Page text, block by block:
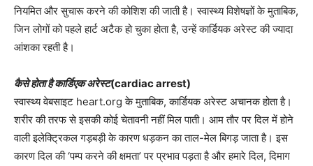
नियमित और सुचारू करने की कोशिश की जाती है। स्वास्थ्य विशेषज्ञों के मुताबिक,
जिन लोगों को पहले हार्ट अटैक हो चुका होता है, उन्हें कार्डियक अरेस्ट की ज्यादा
आंशका रहती है।
कैसे होता है कार्डिएक अरेस्ट(cardiac arrest)
स्वास्थ्य वेबसाइट heart.org के मुताबिक, कार्डियक अरेस्ट अचानक होता है।
शरीर की तरफ से इसकी कोई चेतावनी नहीं मिल पाती। आम तौर पर दिल में होने
वाली इलेक्ट्रिकल गड़बड़ी के कारण धड़कन का ताल-मेल बिगड़ जाता है। इस
कारण दिल की ‘पम्प करने की क्षमता’ पर प्रभाव पड़ता है और हमारे दिल, दिमाग